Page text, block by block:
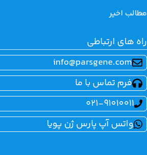
مطالب اخیر
راه های ارتباطی
info@parsgene.com
فرم تماس با ما
021-91010011
واتس آپ پارس ژن پویا